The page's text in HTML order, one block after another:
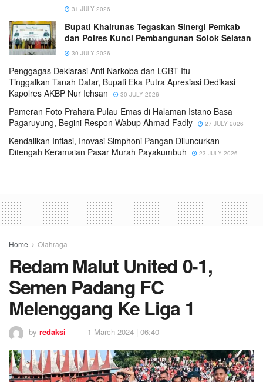
31 JULY 2026
Bupati Khairunas Tegaskan Sinergi Pemkab
dan Polres Kunci Pembangunan Solok Selatan
30 JULY 2026
Penggagas Deklarasi Anti Narkoba dan LGBT Itu
Tinggalkan Tanah Datar, Bupati Eka Putra Apresiasi Dedikasi
Kapolres AKBP Nur Ichsan
30 JULY 2026
Pameran Foto Prahara Pulau Emas di Halaman Istano Basa
Pagaruyung, Begini Respon Wabup Ahmad Fadly
27 JULY 2026
Kendalikan Inflasi, Inovasi Simphoni Pangan Diluncurkan
Ditengah Keramaian Pasar Murah Payakumbuh
23 JULY 2026
Home Olahraga
Redam Malut United 0-1,
Semen Padang FC
Melenggang Ke Liga 1
by redaksi 1 March 2024 | 06:40